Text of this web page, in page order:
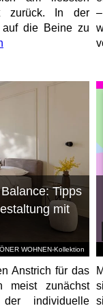
zurück. In der
auf die Beine zu
WOHNEN-Kollektion
Tipps
mit
Anstrich für das
meist zunächst
individuelle